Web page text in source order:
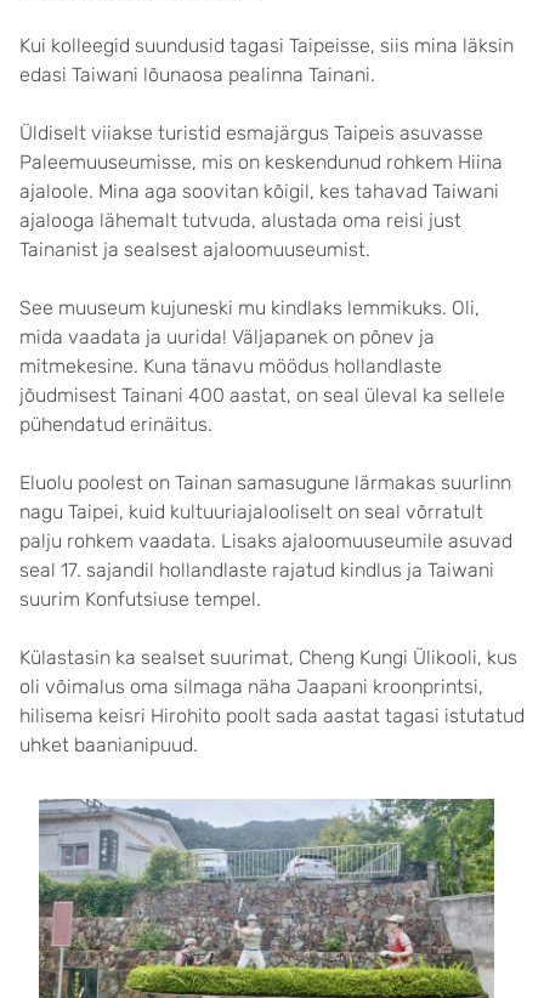
Kui kolleegid suundusid tagasi Taipeisse, siis mina läksin
edasi Taiwani lõunaosa pealinna Tainani.
Üldiselt viiakse turistid esmajärgus Taipeis asuvasse
Paleemuuseumisse, mis on keskendunud rohkem Hiina
ajaloole. Mina aga soovitan kõigil, kes tahavad Taiwani
ajalooga lähemalt tutvuda, alustada oma reisi just
Tainanist ja sealsest ajaloomuuseumist.
See muuseum kujuneski mu kindlaks lemmikuks. Oli,
mida vaadata ja uurida! Väljapanek on põnev ja
mitmekesine. Kuna tänavu möödus hollandlaste
jõudmisest Tainani 400 aastat, on seal üleval ka sellele
pühendatud erinäitus.
Eluolu poolest on Tainan samasugune lärmakas suurlinn
nagu Taipei, kuid kultuuriajalooliselt on seal võrratult
palju rohkem vaadata. Lisaks ajaloomuuseumile asuvad
seal 17. sajandil hollandlaste rajatud kindlus ja Taiwani
suurim Konfutsiuse tempel.
Külastasin ka sealset suurimat, Cheng Kungi Ülikooli, kus
oli võimalus oma silmaga näha Jaapani kroonprintsi,
hilisema keisri Hirohito poolt sada aastat tagasi istutatud
uhket baanianipuud.